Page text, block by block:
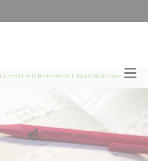
Le portail de la Recherche de l'Université de Corse